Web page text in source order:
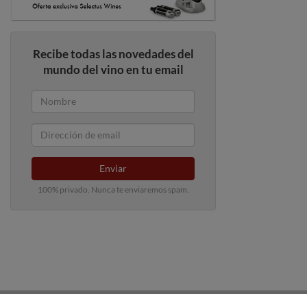
Recibe todas las novedades del
mundo del vino en tu email
Enviar
100% privado. Nunca te enviaremos spam.